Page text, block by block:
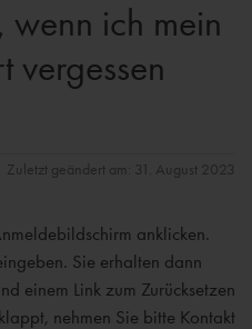
ich mein
vergessen
Zuletzt geändert am: 31. August 2023
anklicken.
Sie erhalten dann
einem Link zum Zurücksetzen
nehmen Sie bitte Kontakt